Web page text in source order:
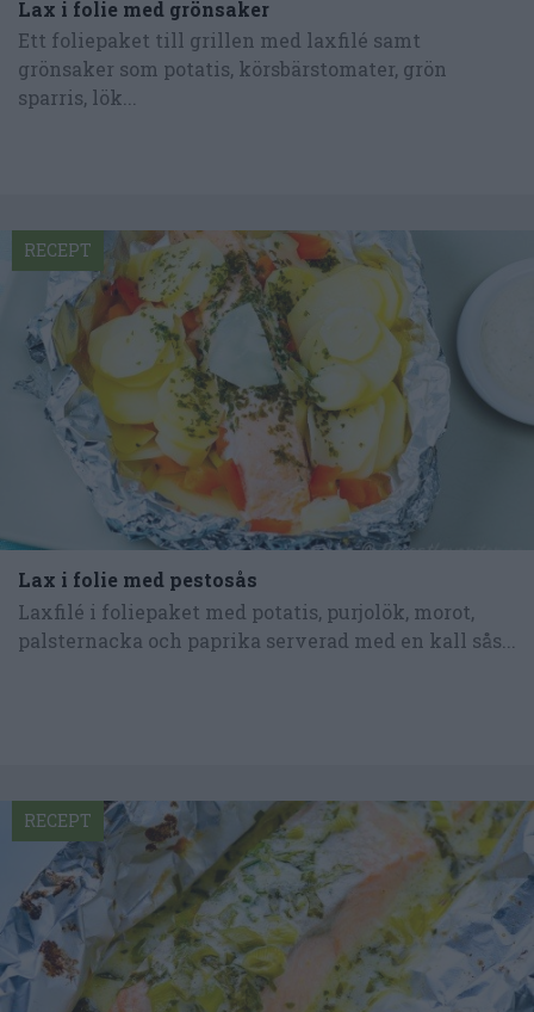
Lax i folie med grönsaker
Ett foliepaket till grillen med laxfilé samt
grönsaker som potatis, körsbärstomater, grön
sparris, lök...
Lax i folie med pestosås
Laxfilé i foliepaket med potatis, purjolök, morot,
palsternacka och paprika serverad med en kall sås...
RECEPT
RECEPT